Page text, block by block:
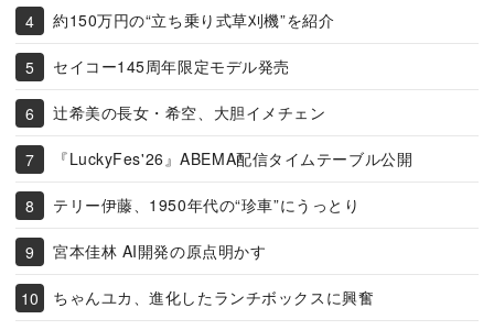
約150万円の“立ち乗り式草刈機”を紹介
セイコー145周年限定モデル発売
辻希美の長女・希空、大胆イメチェン
『LuckyFes'26』ABEMA配信タイムテーブル公開
テリー伊藤、1950年代の“珍車”にうっとり
宮本佳林 AI開発の原点明かす
ちゃんユカ、進化したランチボックスに興奮